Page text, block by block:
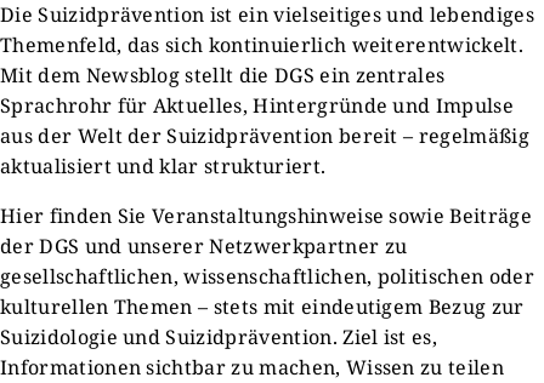
Die Suizidprävention ist ein vielseitiges und lebendiges
Themenfeld, das sich kontinuierlich weiterentwickelt.
Mit dem Newsblog stellt die DGS ein zentrales
Sprachrohr für Aktuelles, Hintergründe und Impulse
aus der Welt der Suizidprävention bereit – regelmäßig
aktualisiert und klar strukturiert.
Hier finden Sie Veranstaltungshinweise sowie Beiträge
der DGS und unserer Netzwerkpartner zu
gesellschaftlichen, wissenschaftlichen, politischen oder
kulturellen Themen – stets mit eindeutigem Bezug zur
Suizidologie und Suizidprävention. Ziel ist es,
Informationen sichtbar zu machen, Wissen zu teilen